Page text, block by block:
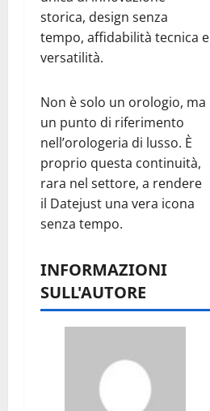
storica, design senza
tempo, affidabilità tecnica e
versatilità.
Non è solo un orologio, ma
un punto di riferimento
nell’orologeria di lusso. È
proprio questa continuità,
rara nel settore, a rendere
il Datejust una vera icona
senza tempo.
INFORMAZIONI
SULL'AUTORE